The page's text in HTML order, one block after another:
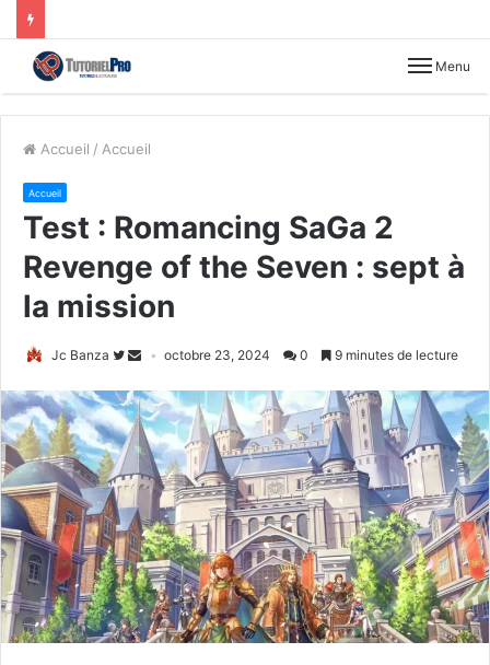
Menu
Accueil / Accueil
Accueil
Test : Romancing SaGa 2
Revenge of the Seven : sept à
la mission
Jc Banza octobre 23, 2024 0 9 minutes de lecture